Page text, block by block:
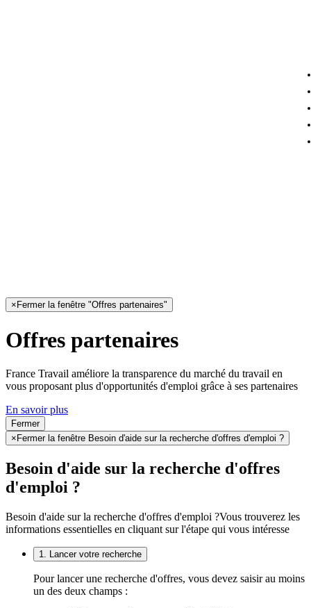
× Fermer la fenêtre "Offres partenaires"
Offres partenaires
France Travail améliore la transparence du marché du travail en
vous proposant plus d'opportunités d'emploi grâce à ses partenaires
En savoir plus
Fermer
× Fermer la fenêtre Besoin d'aide sur la recherche d'offres d'emploi ?
Besoin d'aide sur la recherche d'offres
d'emploi ?
Besoin d'aide sur la recherche d'offres d'emploi ?Vous trouverez les
informations essentielles en cliquant sur l'étape qui vous intéresse
1. Lancer votre recherche
Pour lancer une recherche d'offres, vous devez saisir au moins
un des deux champs :